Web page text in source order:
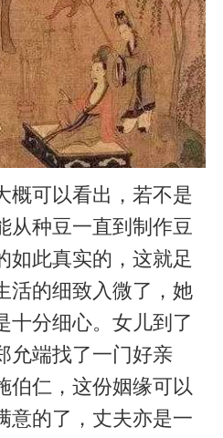
可以看出，若不是
从种豆一直到制作豆
如此真实的，这就足
活的细致入微了，她
十分细心。女儿到了
允端找了一门好亲
伯仁，这份姻缘可以
意的了，丈夫亦是一